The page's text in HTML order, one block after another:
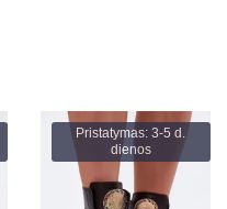
Pristatymas: 3-5 d.
dienos